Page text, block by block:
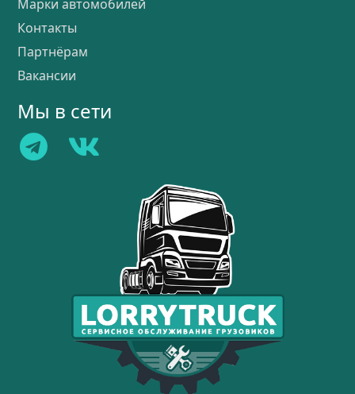
Марки автомобилей
Контакты
Партнёрам
Вакансии
Мы в сети